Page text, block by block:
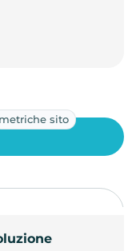
metriche sito